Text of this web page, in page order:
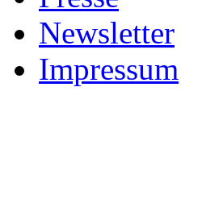
Newsletter
Impressum